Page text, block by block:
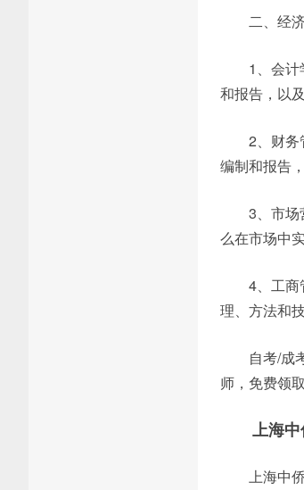
二、经
1、会
和报告，以
2、财务
编制和报告
3、市场
么在市场中
4、工商
理、方法和
自考/成
师，免费领
上海
上海中